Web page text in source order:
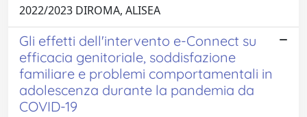
2022/2023 DIROMA, ALISEA
Gli effetti dell'intervento e-Connect su
efficacia genitoriale, soddisfazione
familiare e problemi comportamentali in
adolescenza durante la pandemia da
COVID-19